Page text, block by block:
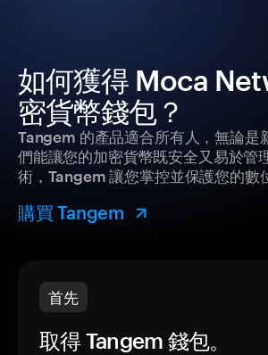
如何獲得 Moca
密貨幣錢包？
Tangem 的產品適合所有人，無論是
們能讓您的加密貨幣既安全又易於管
術，Tangem 讓您掌控並保護您的數
購買 Tangem
首先
取得 Tangem 錢包。